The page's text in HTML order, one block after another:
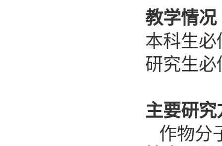
教学情况
本科生
研究生
主要研究
作物分